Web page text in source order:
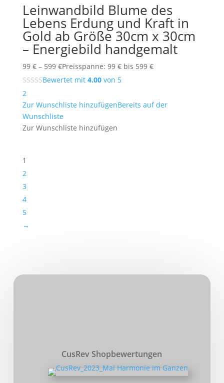
Leinwandbild Blume des
Lebens Erdung und Kraft in
Gold ab Größe 30cm x 30cm
– Energiebild handgemalt
99 € – 599 €Preisspanne: 99 € bis 599 €
Bewertet mit 4.00von 5
2
Zur Wunschliste hinzufügenBereits auf der
Wunschliste
Zur Wunschliste hinzufügen
1
2
3
4
5
→
CusRev Shopbewertungen